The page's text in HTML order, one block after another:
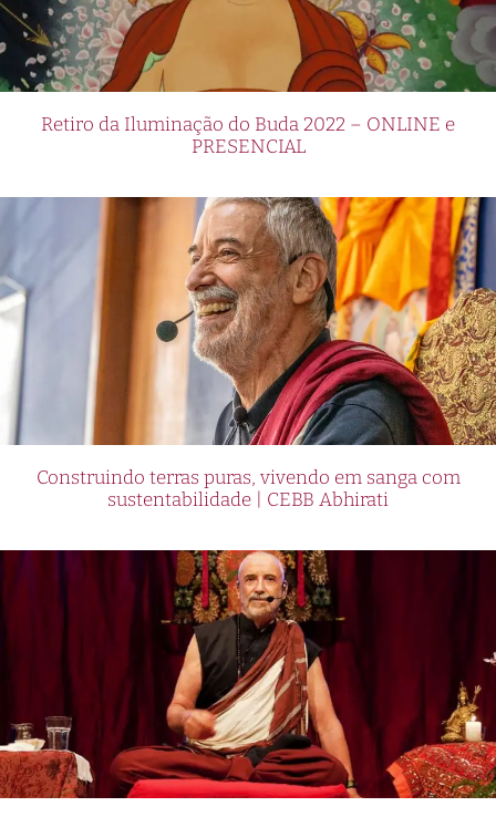
Retiro da Iluminação do Buda 2022 – ONLINE e
PRESENCIAL
Construindo terras puras, vivendo em sanga com
sustentabilidade | CEBB Abhirati